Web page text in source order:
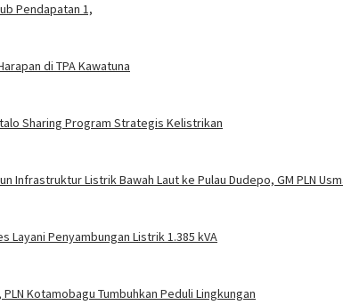
Pendapatan 1,
di TPA Kawatuna
Sharing Program Strategis Kelistrikan
Infrastruktur Listrik Bawah Laut ke Pulau Dudepo, GM PLN
Layani Penyambungan Listrik 1.385 kVA
Kotamobagu Tumbuhkan Peduli Lingkungan